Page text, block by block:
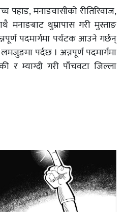
पहाड, मनाङवासीको रीतिरिवाज,
मनाङबाट थुम्रापास गरी मुस्ताङ
पदमार्गमा पर्यटक आउने गर्छन्
लमजुङमा पर्दछ । अन्नपूर्ण पदमार्गमा
र म्याग्दी गरी पाँचवटा जिल्ला